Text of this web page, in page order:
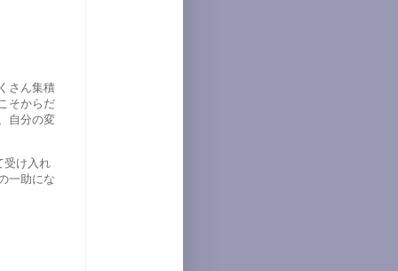
さん集積
そからだ
自分の変
受け入れ
一助にな